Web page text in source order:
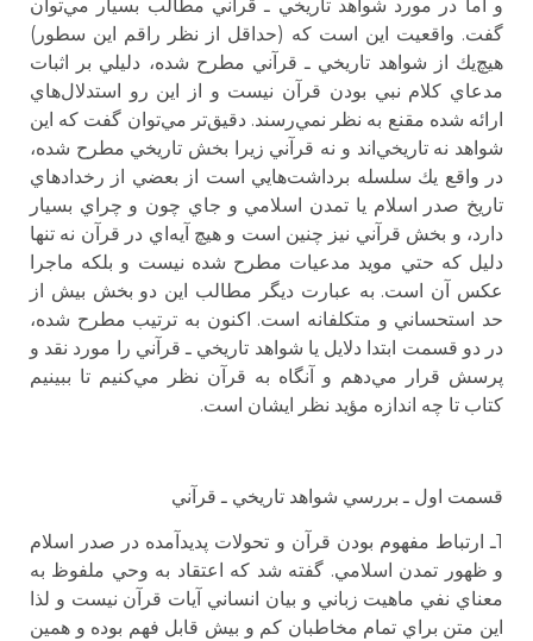
و اما در مورد شواهد تاريخي ـ قرآني مطالب بسيار مي‌توان
گفت. واقعيت اين است كه (حداقل از نظر راقم اين سطور)
هيچ‌يك از شواهد تاريخي ـ قرآني مطرح‌ شده، دليلي بر اثبات
مدعاي كلام نبي بودن قرآن نيست و از اين رو استدلال‌هاي
ارائه شده مقنع به نظر نمي‌رسند. دقيق‌تر مي‌توان گفت كه اين
شواهد نه تاريخي‌اند و نه قرآني زيرا بخش تاريخي مطرح شده،
در واقع يك سلسله برداشت‌هايي است از بعضي از رخدادهاي
تاريخ صدر اسلام يا تمدن اسلامي و جاي چون و چراي بسيار
دارد، و بخش قرآني نيز چنين است و هيچ‌ آيه‌اي در قرآن نه تنها
دليل كه حتي مويد مدعيات مطرح شده نيست و بلكه ماجرا
عكس آن است. به عبارت ديگر مطالب اين دو بخش بيش از
حد استحساني و متكلفانه است. اكنون به ترتيب مطرح شده،
در دو قسمت ابتدا دلايل يا شواهد تاريخي ـ قرآني را مورد نقد و
پرسش قرار مي‌دهم و آنگاه به قرآن نظر مي‌كنيم تا ببينيم
كتاب تا چه اندازه مؤيد نظر ايشان است.
قسمت اول ـ بررسي شواهد تاريخي ـ قرآني
1ـ ارتباط مفهوم بودن قرآن و تحولات پديدآمده در صدر اسلام
و ظهور تمدن اسلامي. گفته شد كه اعتقاد به وحي ملفوظ به
معناي نفي ماهيت زباني و بيان انساني آيات قرآن نيست و لذا
اين متن براي تمام مخاطبان كم و بيش قابل فهم بوده و همين